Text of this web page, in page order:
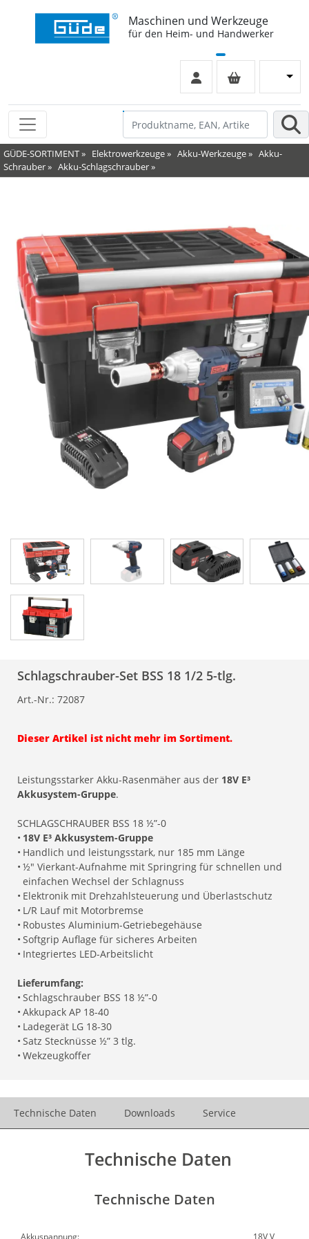
Maschinen und Werkzeuge
für den Heim- und Handwerker
GÜDE-SORTIMENT» Elektrowerkzeuge» Akku-Werkzeuge» Akku-
Schrauber» Akku-Schlagschrauber»
Schlagschrauber-Set BSS 18 1/2 5-tlg.
Art.-Nr.: 72087
Dieser Artikel ist nicht mehr im Sortiment.
Leistungsstarker Akku-Rasenmäher aus der 18V E³
Akkusystem-Gruppe.
SCHLAGSCHRAUBER BSS 18 ½”-0
• 18V E³ Akkusystem-Gruppe
• Handlich und leistungsstark, nur 185 mm Länge
• ½" Vierkant-Aufnahme mit Springring für schnellen und
einfachen Wechsel der Schlagnuss
• Elektronik mit Drehzahlsteuerung und Überlastschutz
• L/R Lauf mit Motorbremse
• Robustes Aluminium-Getriebegehäuse
• Softgrip Auflage für sicheres Arbeiten
• Integriertes LED-Arbeitslicht
Lieferumfang:
• Schlagschrauber BSS 18 ½”-0
• Akkupack AP 18-40
• Ladegerät LG 18-30
• Satz Stecknüsse ½” 3 tlg.
• Wekzeugkoffer
Technische Daten Downloads Service
Technische Daten
Technische Daten
Akkuspannung:
18V V